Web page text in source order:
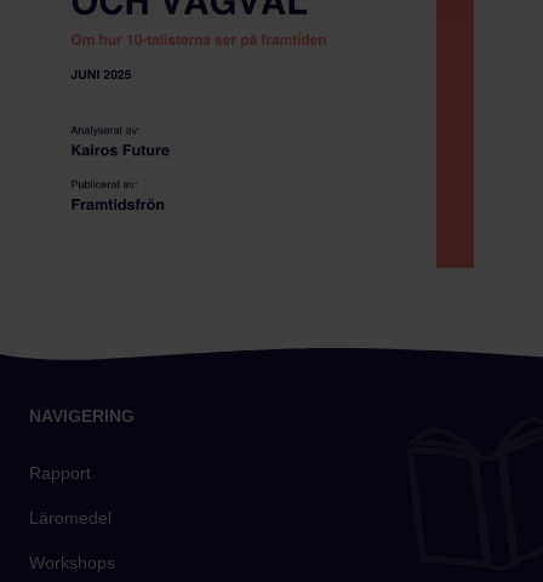
NAVIGERING
Rapport
Läromedel
Workshops